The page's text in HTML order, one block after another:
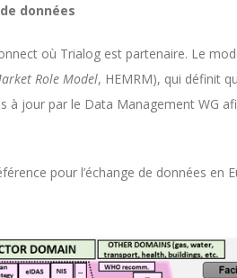
données
où Trialog est partenaire. Le
Role Model, HEMRM), qui définit
jour par le Data Management WG
pour l’échange de données en